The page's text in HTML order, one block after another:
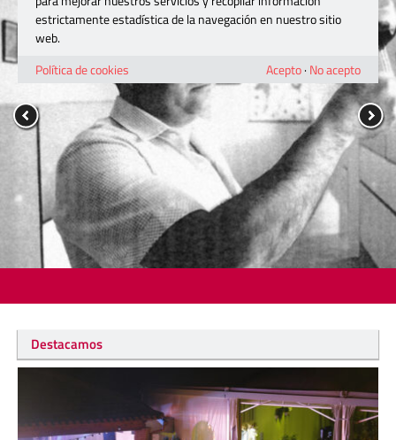
Destacamos
estrictamente estadística de la navegación en nuestro sitio
web.
Política de cookies
Acepto· No acepto